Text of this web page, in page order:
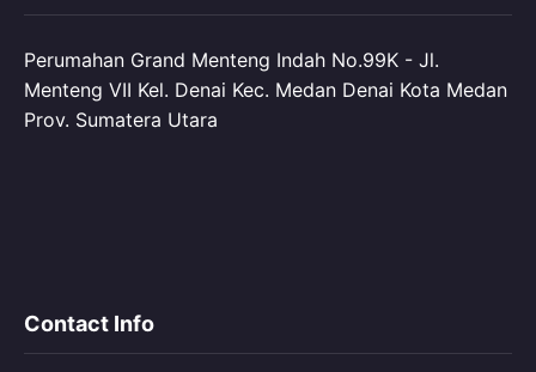
Perumahan Grand Menteng Indah No.99K - Jl.
Menteng VII Kel. Denai Kec. Medan Denai Kota Medan
Prov. Sumatera Utara
Contact Info